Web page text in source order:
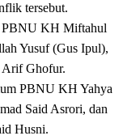
tersebut.
PBNU KH Miftahul
Yusuf (Gus Ipul),
Arif Ghofur.
PBNU KH Yahya
Said Asrori, dan
Husni.